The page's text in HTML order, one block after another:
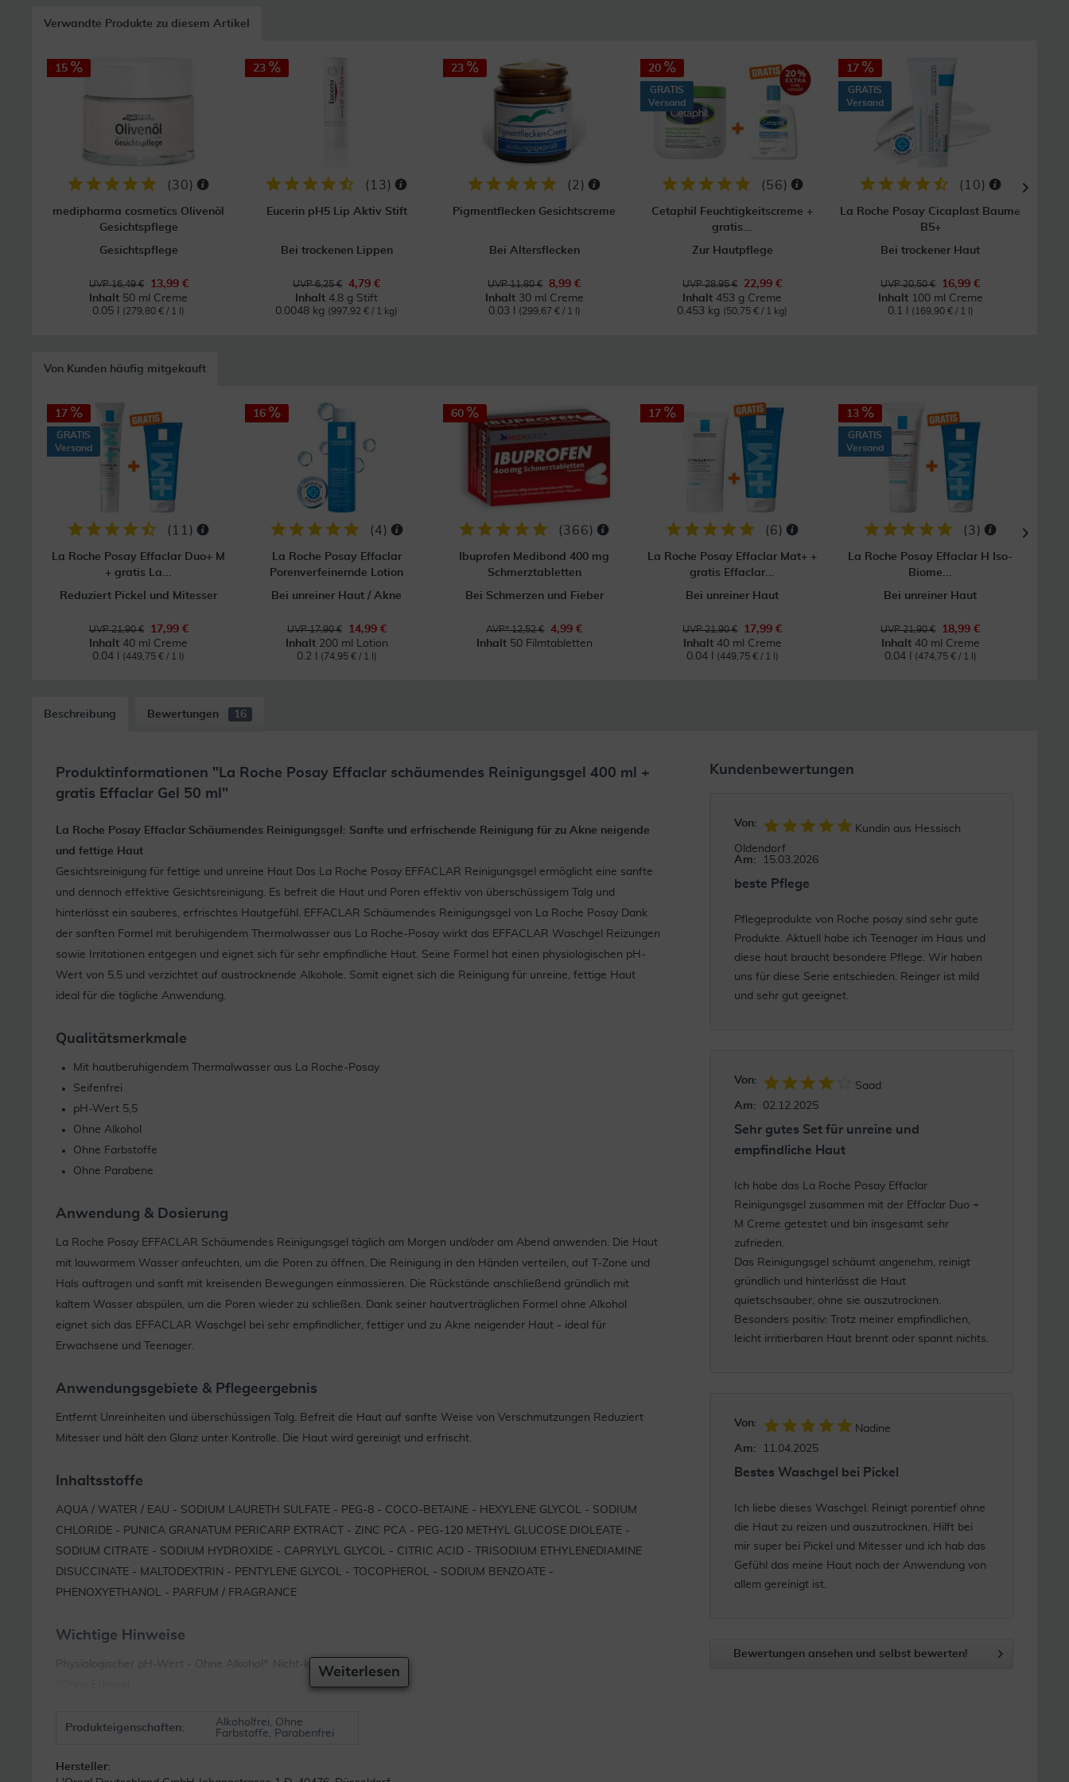
Verwandte Produkte zu diesem Artikel
15
(30)
medipharma cosmetics Olivenöl
Gesichtspflege
Gesichtspflege
UVP 16,49 €
13,99 €
Inhalt 50 ml Creme
0.05 l
(279,80 € / 1 l)
23
( 13)
Eucerin pH5 Lip Aktiv Stift
Bei trockenen Lippen
UVP 6,25 €
4,79 €
Inhalt 4.8 g Stift
0.0048 kg (997,92 € / 1 kg)
23
(2 )
Pigmentflecken Gesichtscreme
Bei Altersflecken
UVP 11,80 €
8,99 €
Inhalt 30 ml Creme
0.03 l
(299,67 € / 1 l)
20
GRATIS
Versand
(56)
Cetaphil Feuchtigkeitscreme +
gratis...
Zur Hautpflege
UVP 28,95 €
22,99 €
Inhalt 453 g Creme
0.453 kg (50,75 € / 1 kg)
17
GRATIS
Versand
( 10)
La Roche Posay Cicaplast Baume
B5+
Bei trockener Haut
UVP 20,50 €
16,99 €
Inhalt 100 ml Creme
0.1 l
(169,90 € / 1 l)
Von Kunden häufig mitgekauft
17
GRATIS
Versand
( 11 )
La Roche Posay Effaclar Duo+ M
+ gratis La...
Reduziert Pickel und Mitesser
UVP 21,90 €
17,99 €
Inhalt 40 ml Creme
0.04 l
(449,75 € / 1 l)
16
(4)
La Roche Posay Effaclar
Porenverfeinernde Lotion
Bei unreiner Haut / Akne
UVP 17,90 €
14,99 €
Inhalt 200 ml Lotion
0.2 l
(74,95 € / 1 l)
60
(366)
Ibuprofen Medibond 400 mg
Schmerztabletten
Bei Schmerzen und Fieber
AVP* 12,52 €
4,99 €
Inhalt 50 Filmtabletten
17
(6)
La Roche Posay Effaclar Mat+ +
gratis Effaclar...
Bei unreiner Haut
UVP 21,90 €
17,99 €
Inhalt 40 ml Creme
0.04 l
(449,75 € / 1 l)
13
GRATIS
Versand
(3)
La Roche Posay Effaclar H Iso-
Biome...
Bei unreiner Haut
UVP 21,90 €
18,99 €
Inhalt 40 ml Creme
0.04 l
(474,75 € / 1 l)
Beschreibung Bewertungen 16
Produktinformationen "La Roche Posay Effaclar schäumendes Reinigungsgel 400 ml +
gratis Effaclar Gel 50 ml"
La Roche Posay Effaclar Schäumendes Reinigungsgel: Sanfte und erfrischende Reinigung für zu Akne neigende
und fettige Haut
Gesichtsreinigung für fettige und unreine Haut Das La Roche Posay EFFACLAR Reinigungsgel ermöglicht eine sanfte
und dennoch effektive Gesichtsreinigung. Es befreit die Haut und Poren effektiv von überschüssigem Talg und
hinterlässt ein sauberes, erfrischtes Hautgefühl. EFFACLAR Schäumendes Reinigungsgel von La Roche Posay Dank
der sanften Formel mit beruhigendem Thermalwasser aus La Roche-Posay wirkt das EFFACLAR Waschgel Reizungen
sowie Irritationen entgegen und eignet sich für sehr empfindliche Haut. Seine Formel hat einen physiologischen pH-
Wert von 5,5 und verzichtet auf austrocknende Alkohole. Somit eignet sich die Reinigung für unreine, fettige Haut
ideal für die tägliche Anwendung.
Qualitätsmerkmale
Mit hautberuhigendem Thermalwasser aus La Roche-Posay
Seifenfrei
pH-Wert 5,5
Ohne Alkohol
Ohne Farbstoffe
Ohne Parabene
Anwendung & Dosierung
La Roche Posay EFFACLAR Schäumendes Reinigungsgel täglich am Morgen und/oder am Abend anwenden. Die Haut
mit lauwarmem Wasser anfeuchten, um die Poren zu öffnen. Die Reinigung in den Händen verteilen, auf T-Zone und
Hals auftragen und sanft mit kreisenden Bewegungen einmassieren. Die Rückstände anschließend gründlich mit
kaltem Wasser abspülen, um die Poren wieder zu schließen. Dank seiner hautverträglichen Formel ohne Alkohol
eignet sich das EFFACLAR Waschgel bei sehr empfindlicher, fettiger und zu Akne neigender Haut - ideal für
Erwachsene und Teenager.
Anwendungsgebiete & Pflegeergebnis
Entfernt Unreinheiten und überschüssigen Talg. Befreit die Haut auf sanfte Weise von Verschmutzungen Reduziert
Mitesser und hält den Glanz unter Kontrolle. Die Haut wird gereinigt und erfrischt.
Inhaltsstoffe
AQUA / WATER / EAU - SODIUM LAURETH SULFATE - PEG-8 - COCO-BETAINE - HEXYLENE GLYCOL - SODIUM
CHLORIDE - PUNICA GRANATUM PERICARP EXTRACT - ZINC PCA - PEG-120 METHYL GLUCOSE DIOLEATE -
SODIUM CITRATE - SODIUM HYDROXIDE - CAPRYLYL GLYCOL - CITRIC ACID - TRISODIUM ETHYLENEDIAMINE
DISUCCINATE - MALTODEXTRIN - PENTYLENE GLYCOL - TOCOPHEROL - SODIUM BENZOATE -
PHENOXYETHANOL - PARFUM / FRAGRANCE
Wichtige Hinweise
Physiologischer pH-Wert - Ohne Alkohol*. Nicht-komedogen.
Weiterlesen
Produkteigenschaften:
Alkoholfrei, Ohne
Farbstoffe, Parabenfrei
Hersteller:
Kundenbewertungen
Von:
Kundin aus Hessisch
Oldendorf
Am:
15.03.2026
beste Pflege
Pflegeprodukte von Roche posay sind sehr gute
Produkte. Aktuell habe ich Teenager im Haus und
diese haut braucht besondere Pflege. Wir haben
uns für diese Serie entschieden. Reinger ist mild
und sehr gut geeignet.
Von:
Saad
Am:
02.12.2025
Sehr gutes Set für unreine und
empfindliche Haut
Ich habe das La Roche Posay Effaclar
Reinigungsgel zusammen mit der Effaclar Duo +
M Creme getestet und bin insgesamt sehr
zufrieden.
Das Reinigungsgel schäumt angenehm, reinigt
gründlich und hinterlässt die Haut
quietschsauber, ohne sie auszutrocknen.
Besonders positiv: Trotz meiner empfindlichen,
leicht irritierbaren Haut brennt oder spannt nichts.
Von:
Nadine
Am:
11.04.2025
Bestes Waschgel bei Pickel
Ich liebe dieses Waschgel. Reinigt porentief ohne
die Haut zu reizen und auszutrocknen. Hilft bei
mir super bei Pickel und Mitesser und ich hab das
Gefühl das meine Haut nach der Anwendung von
allem gereinigt ist.
Bewertungen ansehen und selbst bewerten!